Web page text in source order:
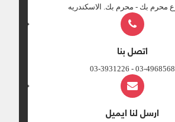
اتصل بنا
03-4968568 - 03-3931226
ارسل لنا ايميل